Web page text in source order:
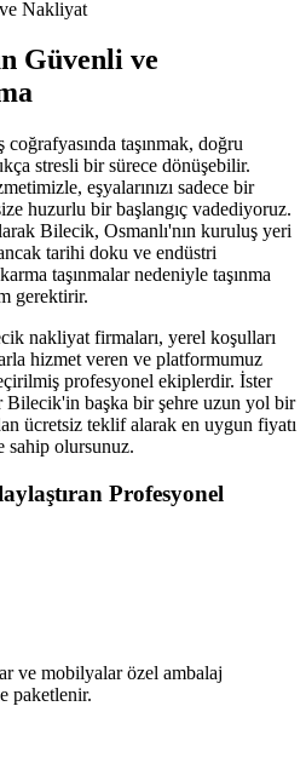
Nakliyat
Güvenli ve
taşınmak, doğru
stresli bir sürece dönüşebilir.
eşyalarınızı sadece bir
huzurlu bir başlangıç vadediyoruz.
Bilecik, Osmanlı'nın kuruluş yeri
tarihi doku ve endüstri
taşınmalar nedeniyle taşınma
gerektirir.
nakliyat firmaları, yerel koşulları
hizmet veren ve platformumuz
profesyonel ekiplerdir. İster
Bilecik'in başka bir şehre uzun yol bir
ücretsiz teklif alarak en uygun fiyatı
sahip olursunuz.
Profesyonel
ve mobilyalar özel ambalaj
paketlenir.